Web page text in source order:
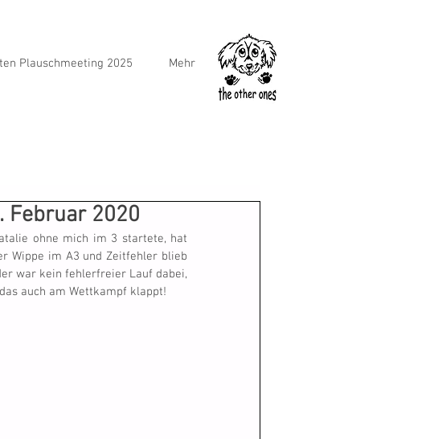
Plauschmeeting 2025 Mehr
Februar 2020
ohne mich im 3 startete, hat
Wippe im A3 und Zeitfehler blieb
war kein fehlerfreier Lauf dabei,
auch am Wettkampf klappt!